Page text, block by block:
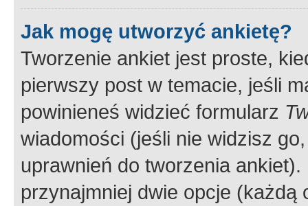
Jak mogę utworzyć ankietę?
Tworzenie ankiet jest proste,
pierwszy post w temacie, jeśli
powinieneś widzieć formularz
wiadomości (jeśli nie widzisz
uprawnień do tworzenia
przynajmniej dwie opcje